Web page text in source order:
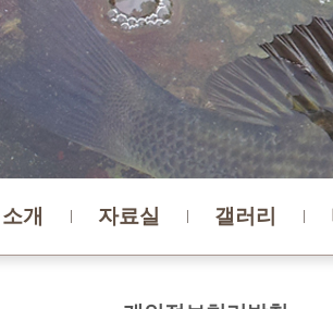
개 자료실 갤러리